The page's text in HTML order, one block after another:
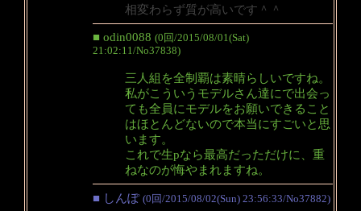
相変わらず質が高いです＾＾
■ odin0088 (0回/2015/08/01(Sat)
21:02:11/No37838)
三人組を全制覇は素晴らしいですね。
私がこういうモデルさん達にで出会っ
ても全員にモデルをお願いできること
はほとんどないので本当にすごいと思
います。
これで生pなら最高だっただけに、重
ねなのが悔やまれますね。
■ しんぽ (0回/2015/08/02(Sun) 23:56:33/No37882)